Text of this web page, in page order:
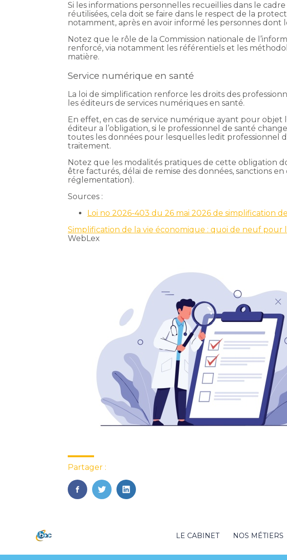
Si les informations personnelles recueillies dans le
réutilisées, cela doit se faire dans le respect de la
notamment, après en avoir informé les personnes dont
Notez que le rôle de la Commission nationale de
renforcé, via notamment les référentiels et les
matière.
Service numérique en santé
La loi de simplification renforce les droits des
les éditeurs de services numériques en santé.
En effet, en cas de service numérique ayant pour objet
éditeur a l’obligation, si le professionnel de santé
toutes les données pour lesquelles ledit professionnel
traitement.
Notez que les modalités pratiques de cette obligation
être facturés, délai de remise des données, sanctions en
réglementation).
Sources :
Loi no 2026-403 du 26 mai 2026 de simplification
Simplification de la vie économique : quoi de neuf pour
WebLex
Partager :
FaceBook
TwitterLinkedIn
Footer
LE CABINET NOS MÉTIERS